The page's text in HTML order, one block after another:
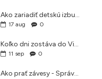
Ako zariadiť detskú izbu, ktorá je nadčasová a rastie s vaším dieťaťom
17 aug 0
Koľko dni zostáva do Vianoc
11 sep 0
Ako prať závesy - Správne pranie a údržba záclon doma